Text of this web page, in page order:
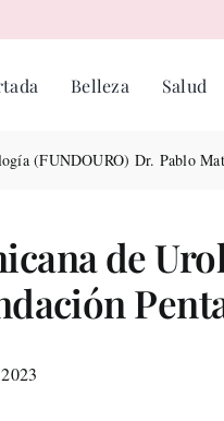
Belleza Salud
(FUNDOURO) Dr. Pablo
de